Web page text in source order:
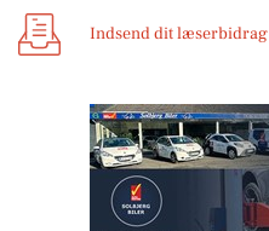
Indsend dit læserbidrag